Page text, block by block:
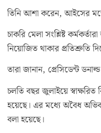
তিনি আশা করেন, আইসের
চাকরি মেলা সংশ্লিষ্ট
নিয়োজিত থাকার প্রতিশ্রুতি
তারা জানান, প্রেসিডেন্ট
চলতি বছর জুলাইয়ে
হয়েছে। এর মধ্যে অবৈধ
বলা হয়েছে।